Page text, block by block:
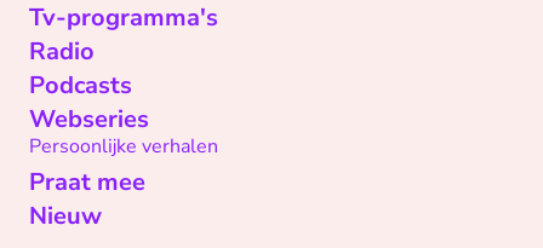
Tv-programma's
Radio
Podcasts
Webseries
Persoonlijke verhalen
Praat mee
Nieuw